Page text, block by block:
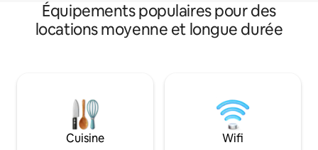
Équipements populaires pour des
locations moyenne et longue durée
Cuisine Wifi